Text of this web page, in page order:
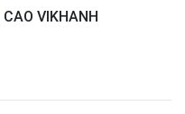
CAO VIKHANH